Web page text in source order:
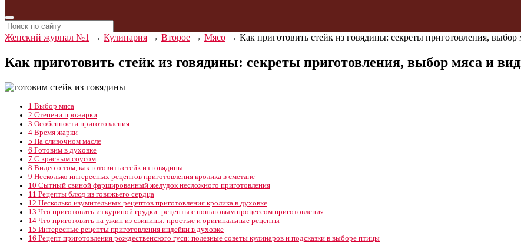
Женский журнал №1 → Кулинария → Второе → Мясо → Как приготовить стейк из говядины: секреты приготовления,
Как приготовить стейк из говядины: секреты приготовления, выбор мяса и
1 Выбор мяса
2 Степени прожарки
3 Особенности приготовления
4 Время жарки
5 На сливочном масле
6 Готовим в духовке
7 С красным соусом
8 Видео о том, как готовить стейк из говядины
9 Несколько интересных рецептов приготовления кролика в сметане
10 Сытный свиной фаршированный желудок несложного приготовления
11 Рецепты блюд из говяжьего сердца
12 Несколько изумительных рецептов приготовления кролика в духовке
13 Что приготовить из куриной грудки: рецепты с пошаговым процессом приготовления
14 Что приготовить на ужин из свинины: простые и оригинальные рецепты
15 Интересные рецепты приготовления индейки в духовке
16 Рецепт приготовления рождественского гуся: полезные советы кулинаров и подсказки в выборе птицы